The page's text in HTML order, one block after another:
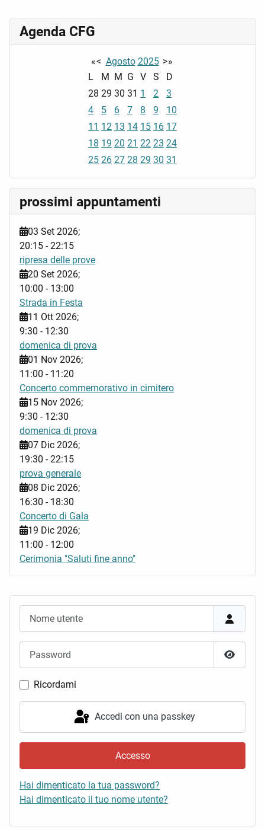
Mostra
Ricordami
Accedi con una passkey
Accesso
Hai dimenticato la tua password?
Hai dimenticato il tuo nome utente?
Agenda CFG
«< Agosto 2025 >»
L
M M G V S
D
28 29 30 31 1 2
3
4
5 6 7 8 9
10
11 12 13 14 15 16 17
18 19 20 21 22 23 24
25 26 27 28 29 30 31
prossimi appuntamenti
03 Set 2026;
20:15 -22:15
ripresa delle prove
20 Set 2026;
10:00 - 13:00
Strada in Festa
11 Ott 2026;
9:30 - 12:30
domenica di prova
01 Nov 2026;
11:00 - 11:20
Concerto commemorativo in cimitero
15 Nov 2026;
9:30 - 12:30
domenica di prova
07 Dic 2026;
19:30 -22:15
prova generale
08 Dic 2026;
16:30 - 18:30
Concerto di Gala
19 Dic 2026;
11:00 - 12:00
Cerimonia "Saluti fine anno"